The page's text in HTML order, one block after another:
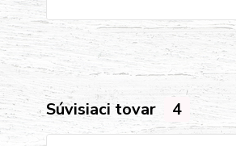
Súvisiaci tovar 4